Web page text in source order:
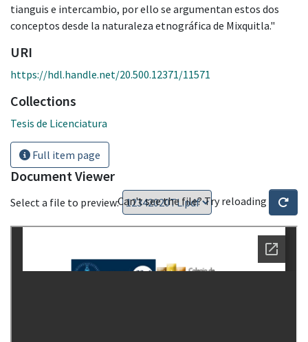
tianguis e intercambio, por ello se argumentan estos dos
conceptos desde la naturaleza etnográfica de Mixquitla."
URI
https://hdl.handle.net/20.500.12371/11571
Collections
Tesis de Licenciatura
Full item page
Document Viewer
Select a file to preview:Can't see the file? Try reloading